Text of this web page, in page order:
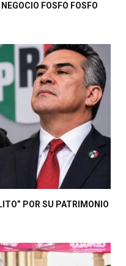
FOSFO FOSFO
POR SU PATRIMONIO